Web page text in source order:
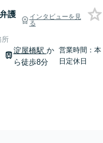
弁護
インタビューを見
る
所
淀屋橋駅 か
ら徒歩8分
営業時間：本
日定休日